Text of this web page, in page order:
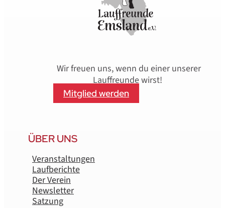
Wir freuen uns, wenn du einer unserer
Lauffreunde wirst!
Mitglied werden
ÜBER UNS
Veranstaltungen
Laufberichte
Der Verein
Newsletter
Satzung